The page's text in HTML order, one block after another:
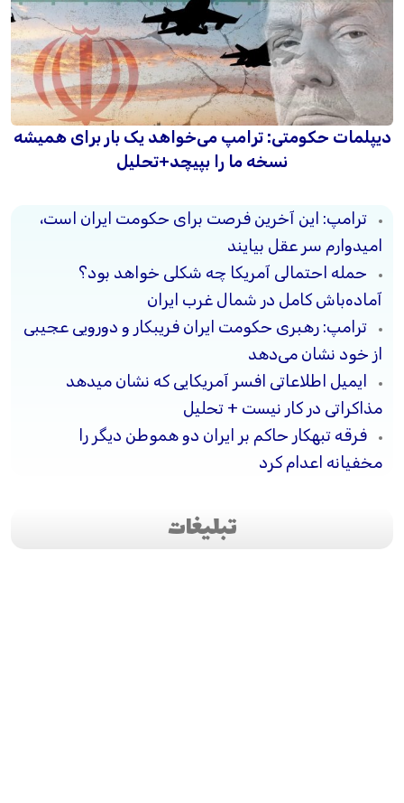
دیپلمات حکومتی: ترامپ می‌خواهد یک بار برای همیشه
نسخه ما را بپیچد+تحلیل
ترامپ: این آخرین فرصت برای حکومت ایران است،
امیدوارم سر عقل بیایند
حمله احتمالی آمریکا چه شکلی خواهد بود؟
آماده‌باش کامل در شمال غرب ایران
ترامپ: رهبری حکومت ایران فریبکار و دورویی عجیبی
از خود نشان می‌دهد
ایمیل اطلاعاتی افسر آمریکایی که نشان میدهد
مذاکراتی در کار نیست + تحلیل
فرقه تبهکار حاکم بر ایران دو هموطن دیگر را
مخفیانه اعدام کرد
تبلیغات